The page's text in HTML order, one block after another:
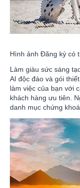
Hình ảnh Đăng ký có
Làm giàu sức sáng
AI độc đáo và gói
làm việc của bạn với
khách hàng ưu tiên.
danh mục chứng